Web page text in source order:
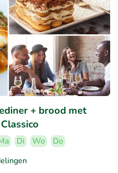
+ brood met
Di Wo
Do